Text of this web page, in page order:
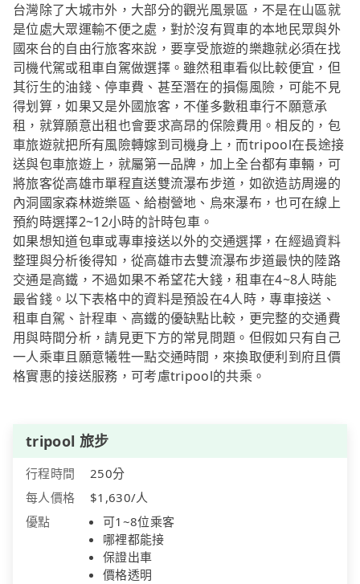
台灣除了大城市外，大部分的觀光風景區，不是在山區就
是位處大眾運輸不便之處，對於沒有買車的本地民眾與外
國來台的自由行旅客來說，要享受旅遊的樂趣就必須在找
司機代駕或租車自駕做選擇。雖然租車看似比較便宜，但
其衍生的油錢、停車費、甚至潛在的損傷風險，可能不見
得划算，如果又是外國旅客，不僅多數租車行不願意承
租，就算願意出租也會要求高昂的保險費用。相反的，包
車旅遊就把所有風險轉嫁到司機身上，而tripool在長途接
送與包車旅遊上，就屬第一品牌，加上全台都有車輛，可
將旅客從高雄市單程直送雙流瀑布步道，如欲造訪周邊的
內洞國家森林遊樂區、給樹營地、烏來瀑布，也可在線上
預約時選擇2~12小時的計時包車。
如果想知道包車或專車接送以外的交通選擇，在經過資料
整理與分析後得知，從高雄市去雙流瀑布步道最快的陸路
交通是高鐵，不過如果不希望花大錢，租車在4~8人時能
最省錢。以下表格中的資料是預設在4人時，專車接送、
租車自駕、計程車、高鐵的優缺點比較，更完整的交通費
用與時間分析，請見更下方的常見問題。但假如只有自己
一人乘車且願意犧牲一點交通時間，來換取便利到府且價
格實惠的接送服務，可考慮tripool的共乘。
tripool 旅步
行程時間
250分
每人價格
$1,630/人
優點
可1~8位乘客
哪裡都能接
保證出車
價格透明